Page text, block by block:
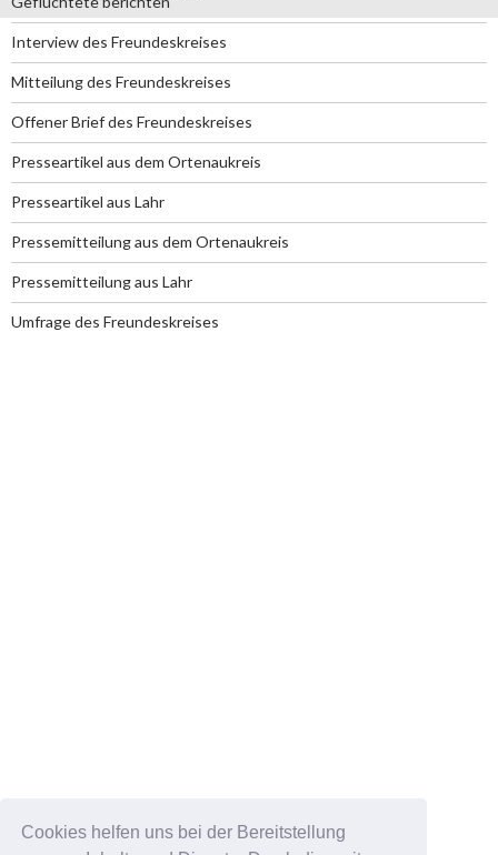
Cookies helfen uns bei der Bereitstellung
Interview des Freundeskreises
Mitteilung des Freundeskreises
Offener Brief des Freundeskreises
Presseartikel aus dem Ortenaukreis
Presseartikel aus Lahr
Pressemitteilung aus dem Ortenaukreis
Pressemitteilung aus Lahr
Umfrage des Freundeskreises